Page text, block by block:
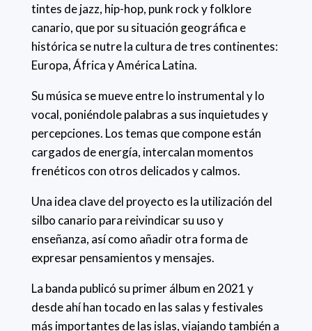
tintes de jazz, hip-hop, punk rock y folklore
canario, que por su situación geográfica e
histórica se nutre la cultura de tres continentes:
Europa, África y América Latina.
Su música se mueve entre lo instrumental y lo
vocal, poniéndole palabras a sus inquietudes y
percepciones. Los temas que compone están
cargados de energía, intercalan momentos
frenéticos con otros delicados y calmos.
Una idea clave del proyecto es la utilización del
silbo canario para reivindicar su uso y
enseñanza, así como añadir otra forma de
expresar pensamientos y mensajes.
La banda publicó su primer álbum en 2021 y
desde ahí han tocado en las salas y festivales
más importantes de las islas, viajando también a